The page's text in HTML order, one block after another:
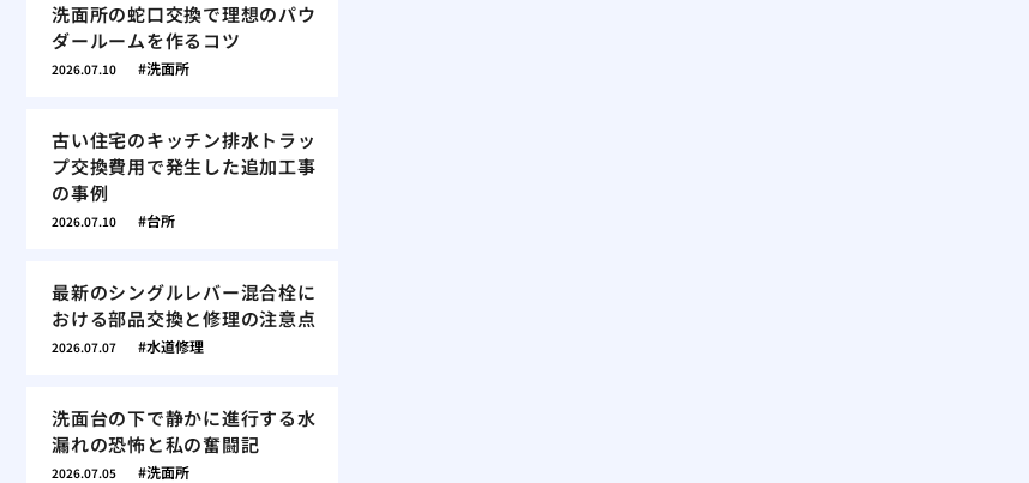
洗面所の蛇口交換で理想のパウ
ダールームを作るコツ
2026.07.10 洗面所
古い住宅のキッチン排水トラッ
プ交換費用で発生した追加工事
の事例
2026.07.10 台所
最新のシングルレバー混合栓に
おける部品交換と修理の注意点
2026.07.07 水道修理
洗面台の下で静かに進行する水
漏れの恐怖と私の奮闘記
2026.07.05 洗面所